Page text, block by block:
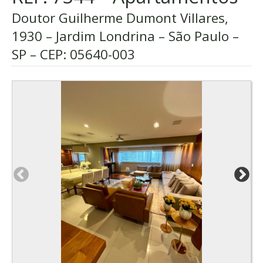
Doutor Guilherme Dumont Villares,
1930 – Jardim Londrina – São Paulo –
SP – CEP: 05640-003